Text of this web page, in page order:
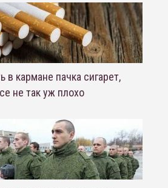
в кармане пачка сигарет,
не так уж плохо